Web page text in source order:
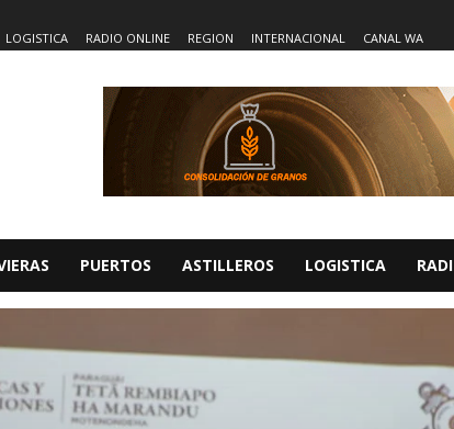
LOGISTICA RADIO ONLINE REGION INTERNACIONAL CANAL WA
PUERTOS ASTILLEROS LOGISTICA